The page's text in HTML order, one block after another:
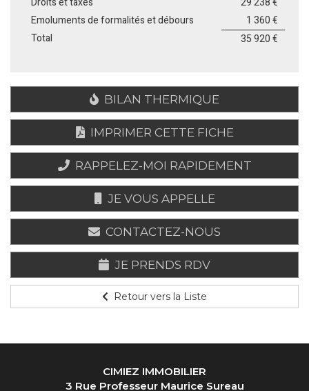
Emoluments de formalités et débours
1 360 €
Total
35 920 €
BILAN THERMIQUE
IMPRIMER CETTE FICHE
RAPPELEZ-MOI RAPIDEMENT
JE VOUS APPELLE
CONTACTEZ-NOUS
JE PRENDS RDV
Retour vers la Liste
CIMIEZ IMMOBILIER
3 Rue Professeur Maurice Sureau